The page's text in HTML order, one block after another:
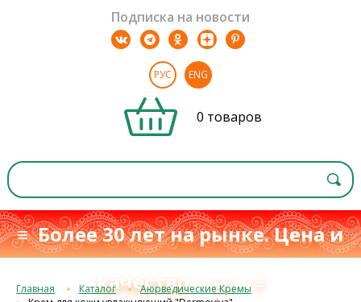
Подписка на новости
РУС ENG
0 товаров
≡ Более 30 лет на рынке. Цена и
качествос 1993 г.≡
Главная Каталог
Аюрведические Кремы